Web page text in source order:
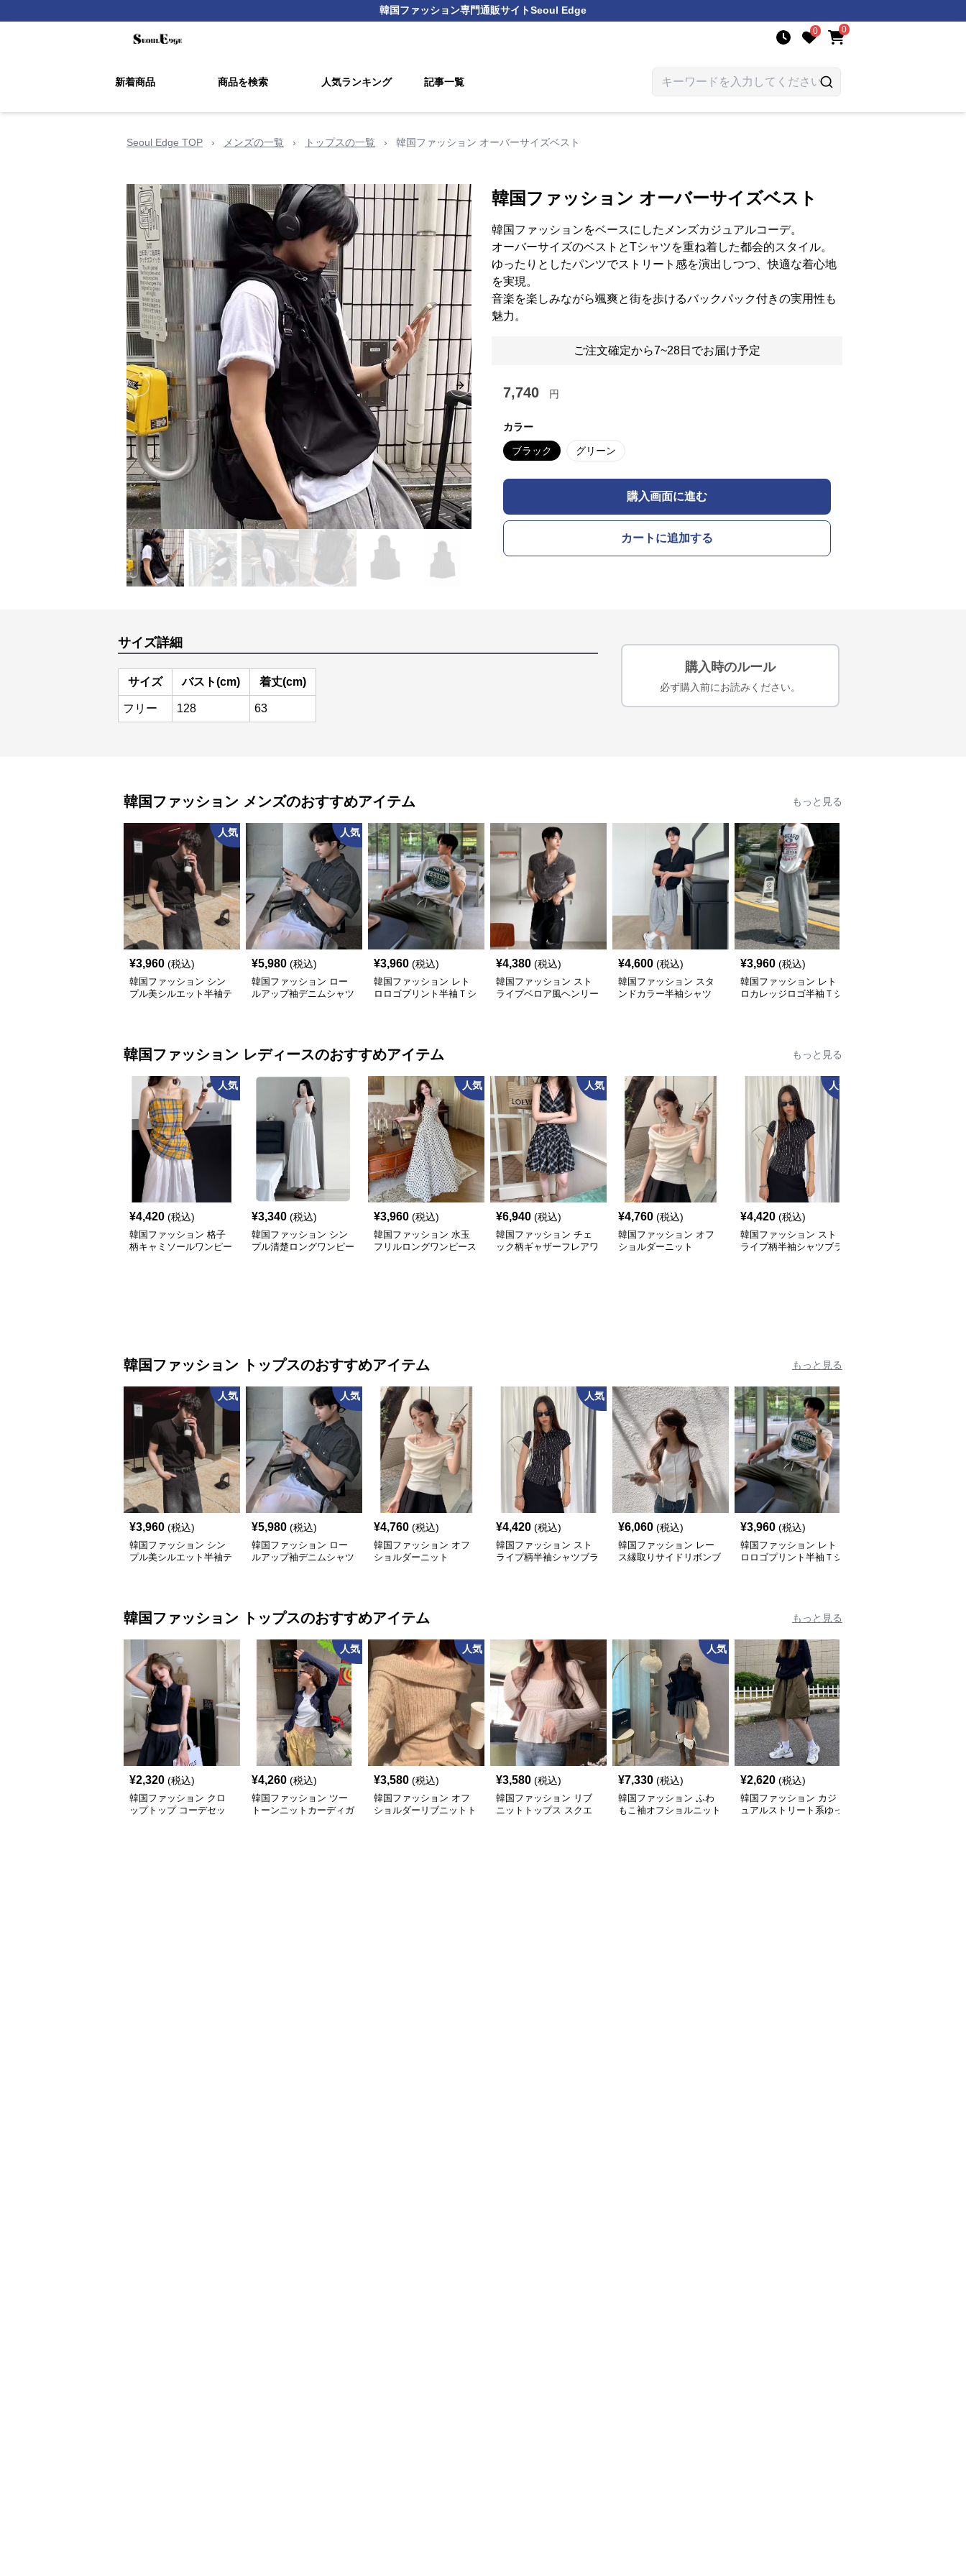
韓国ファッション専門通販サイトSeoul Edge
0 0
新着商品 商品を検索 人気ランキング 記事一覧
Seoul Edge TOP › メンズの一覧 › トップスの一覧 › 韓国ファッション オーバーサイズベスト
Previous slide Next slide
韓国ファッション オーバーサイズベスト
韓国ファッションをベースにしたメンズカジュアルコーデ。
オーバーサイズのベストとTシャツを重ね着した都会的スタイル。
ゆったりとしたパンツでストリート感を演出しつつ、快適な着心地
を実現。
音楽を楽しみながら颯爽と街を歩けるバックパック付きの実用性も
魅力。
ご注文確定から7~28日でお届け予定
7,740 円
カラー
ブラック グリーン
購入画面に進む
カートに追加する
サイズ詳細
サイズ バスト(cm) 着丈(cm)
フリー 128 63
購入時のルール
必ず購入前にお読みください。
韓国ファッション メンズのおすすめアイテム もっと見る
人気
¥3,960 (税込)
韓国ファッション シン
プル美シルエット半袖テ
人気
¥5,980 (税込)
韓国ファッション ロー
ルアップ袖デニムシャツ
¥3,960 (税込)
韓国ファッション レト
ロロゴプリント半袖Ｔシ
¥4,380 (税込)
韓国ファッション スト
ライプベロア風ヘンリー
¥4,600 (税込)
韓国ファッション スタ
ンドカラー半袖シャツ
¥3,960 (税込)
韓国ファッション レト
ロカレッジロゴ半袖Ｔシ
韓国ファッション レディースのおすすめアイテム もっと見る
人気
¥4,420 (税込)
韓国ファッション 格子
柄キャミソールワンピー
¥3,340 (税込)
韓国ファッション シン
プル清楚ロングワンピー
人気
¥3,960 (税込)
韓国ファッション 水玉
フリルロングワンピース
人気
¥6,940 (税込)
韓国ファッション チェ
ック柄ギャザーフレアワ
¥4,760 (税込)
韓国ファッション オフ
ショルダーニット
人気
¥4,420 (税込)
韓国ファッション スト
ライプ柄半袖シャツブラ
韓国ファッション トップスのおすすめアイテム もっと見る
人気
¥3,960 (税込)
韓国ファッション シン
プル美シルエット半袖テ
人気
¥5,980 (税込)
韓国ファッション ロー
ルアップ袖デニムシャツ
¥4,760 (税込)
韓国ファッション オフ
ショルダーニット
人気
¥4,420 (税込)
韓国ファッション スト
ライプ柄半袖シャツブラ
¥6,060 (税込)
韓国ファッション レー
ス縁取りサイドリボンブ
¥3,960 (税込)
韓国ファッション レト
ロロゴプリント半袖Ｔシ
韓国ファッション トップスのおすすめアイテム もっと見る
¥2,320 (税込)
韓国ファッション クロ
ップトップ コーデセッ
人気
¥4,260 (税込)
韓国ファッション ツー
トーンニットカーディガ
人気
¥3,580 (税込)
韓国ファッション オフ
ショルダーリブニットト
¥3,580 (税込)
韓国ファッション リブ
ニットトップス スクエ
人気
¥7,330 (税込)
韓国ファッション ふわ
もこ袖オフショルニット
¥2,620 (税込)
韓国ファッション カジ
ュアルストリート系ゆっ